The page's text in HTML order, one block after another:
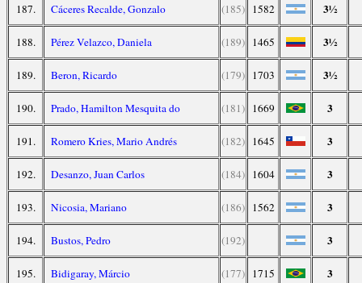
187. Cáceres Recalde, Gonzalo (185) 1582 3½
188. Pérez Velazco, Daniela (189) 1465 3½
189. Beron, Ricardo (179) 1703 3½
190. Prado, Hamilton Mesquita do (181) 1669 3
191. Romero Kries, Mario Andrés (182) 1645 3
192. Desanzo, Juan Carlos (184) 1604 3
193. Nicosia, Mariano (186) 1562 3
194. Bustos, Pedro (192) 3
195. Bidigaray, Márcio (177) 1715 3